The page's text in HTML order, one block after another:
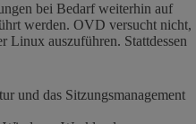
bei Bedarf weiterhin auf
werden. OVD versucht nicht,
Linux auszuführen. Stattdessen
und das Sitzungsmanagement